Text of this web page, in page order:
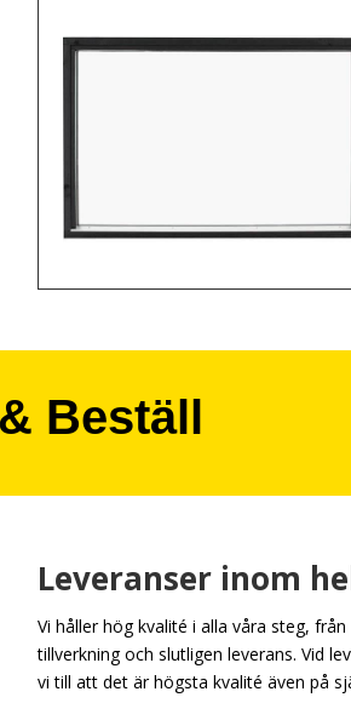
Beställ
Leveranser inom
Vi håller hög kvalité i alla våra steg,
tillverkning och slutligen leverans. Vid
vi till att det är högsta kvalité även på